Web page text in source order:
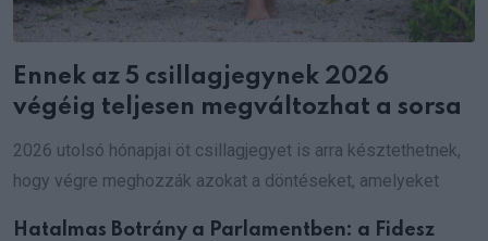
Ennek az 5 csillagjegynek 2026
végéig teljesen megváltozhat a sorsa
2026 utolsó hónapjai öt csillagjegyet is arra késztethetnek,
hogy végre meghozzák azokat a döntéseket, amelyeket
Hatalmas Botrány a Parlamentben: a Fidesz